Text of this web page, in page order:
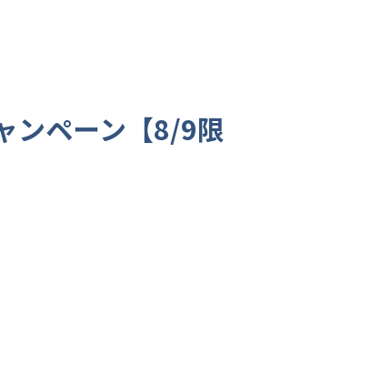
ンペーン【8/9限